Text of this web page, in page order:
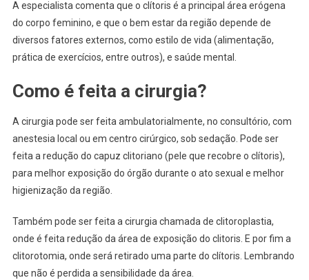
A especialista comenta que o clítoris é a principal área erógena
do corpo feminino, e que o bem estar da região depende de
diversos fatores externos, como estilo de vida (alimentação,
prática de exercícios, entre outros), e saúde mental.
Como é feita a cirurgia?
A cirurgia pode ser feita ambulatorialmente, no consultório, com
anestesia local ou em centro cirúrgico, sob sedação. Pode ser
feita a redução do capuz clitoriano (pele que recobre o clítoris),
para melhor exposição do órgão durante o ato sexual e melhor
higienização da região.
Também pode ser feita a cirurgia chamada de clitoroplastia,
onde é feita redução da área de exposição do clitoris. E por fim a
clitorotomia, onde será retirado uma parte do clítoris. Lembrando
que não é perdida a sensibilidade da área.